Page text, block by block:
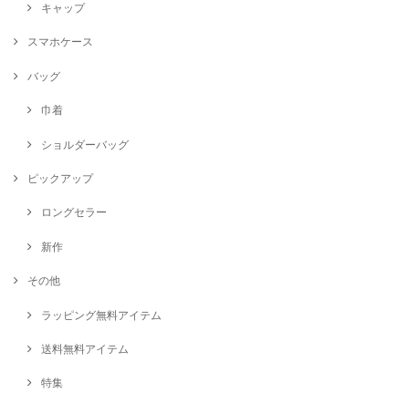
キャップ
スマホケース
バッグ
巾着
ショルダーバッグ
ピックアップ
ロングセラー
新作
その他
ラッピング無料アイテム
送料無料アイテム
特集